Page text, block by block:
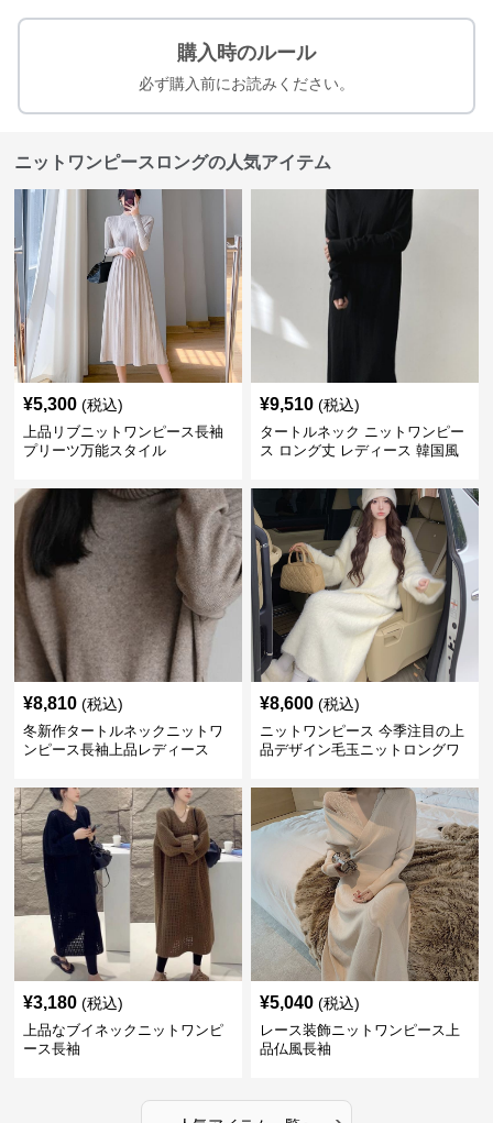
購入時のルール
必ず購入前にお読みください。
ニットワンピースロングの人気アイテム
¥5,300 (税込)
上品リブニットワンピース長袖
プリーツ万能スタイル
¥9,510 (税込)
タートルネック ニットワンピー
ス ロング丈 レディース 韓国風
¥8,810 (税込)
冬新作タートルネックニットワ
ンピース長袖上品レディース
¥8,600 (税込)
ニットワンピース 今季注目の上
品デザイン毛玉ニットロングワ
¥3,180 (税込)
上品なブイネックニットワンピ
ース長袖
¥5,040 (税込)
レース装飾ニットワンピース上
品仏風長袖